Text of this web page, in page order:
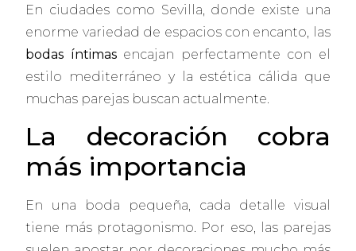
En ciudades como Sevilla, donde existe una
enorme variedad de espacios con encanto, las
bodas íntimasencajan perfectamente con el
estilo mediterráneo y la estética cálida que
muchas parejas buscan actualmente.
La decoración cobra
más importancia
En una boda pequeña, cada detalle visual
tiene más protagonismo. Por eso, las parejas